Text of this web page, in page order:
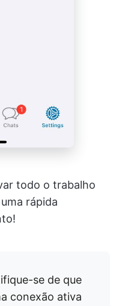
todo o trabalho
rápida
se de que
conexão ativa